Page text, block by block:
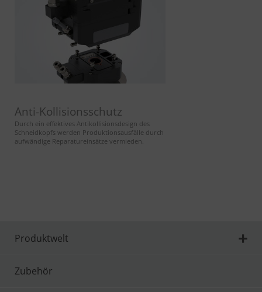
Anti-Kollisionsschutz
Durch ein effektives Antikollisionsdesign des
Schneidkopfs werden Produktionsausfälle durch
aufwändige Reparatureinsätze vermieden.
Produktwelt
Zubehör